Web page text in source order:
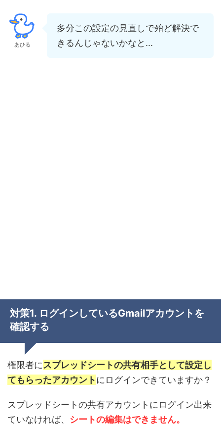
あひる
多分この設定の見直しで殆ど解決で
きるんじゃないかなと...
対策1. ログインしているGmailアカウントを
確認する
権限者にスプレッドシートの共有相手として設定し
てもらったアカウントにログインできていますか？
スプレッドシートの共有アカウントにログイン出来
ていなければ、 シートの編集はできません。